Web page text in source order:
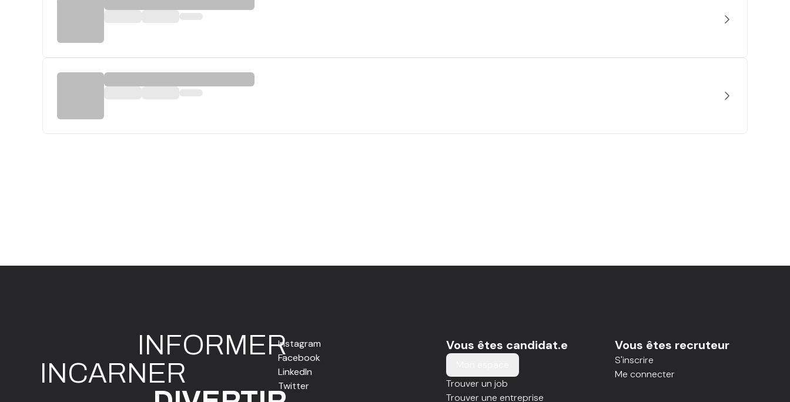
INFORMER
INCARNER
Instagram
Facebook
LinkedIn
Twitter
Vous êtes candidat.e
Trouver un job
Trouver une entreprise
Vous êtes recruteur
S'inscrire
Me connecter